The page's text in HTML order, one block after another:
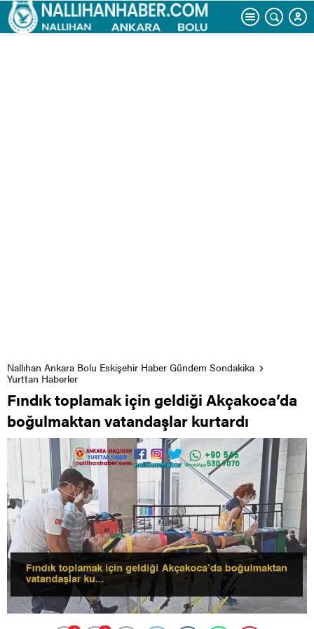
Nallıhan Ankara Bolu Eskişehir Haber Gündem Sondakika
Yurttan Haberler
Fındık toplamak için geldiği Akçakoca’da
boğulmaktan vatandaşlar kurtardı